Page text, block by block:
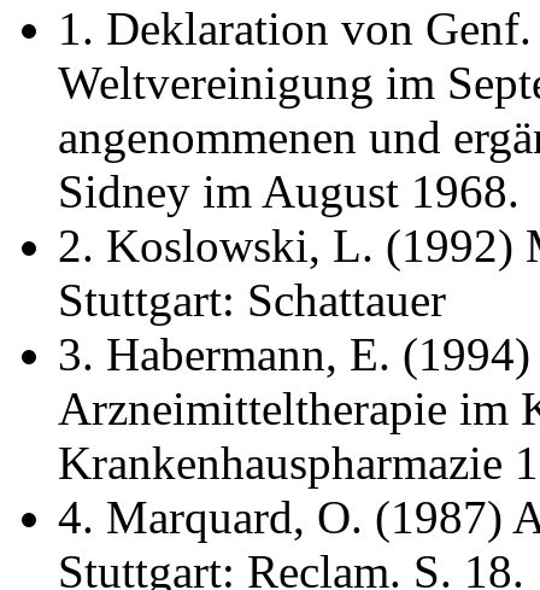
1. Deklaration von
Weltvereinigung im
angenommenen und
Sidney im August 1968.
2. Koslowski, L. (1992)
Stuttgart: Schattauer
3. Habermann, E.
Arzneimitteltherapie im
Krankenhauspharmazie
4. Marquard, O. (1987)
Stuttgart: Reclam. S. 18.